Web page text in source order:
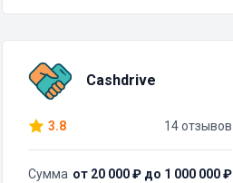
Cashdrive
3.8 14 отзывов
Сумма от 20 000 ₽ до 1 000 000 ₽